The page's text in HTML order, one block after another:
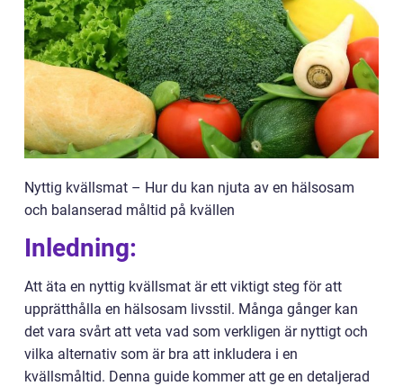
Nyttig kvällsmat – Hur du kan njuta av en hälsosam
och balanserad måltid på kvällen
Inledning:
Att äta en nyttig kvällsmat är ett viktigt steg för att
upprätthålla en hälsosam livsstil. Många gånger kan
det vara svårt att veta vad som verkligen är nyttigt och
vilka alternativ som är bra att inkludera i en
kvällsmåltid. Denna guide kommer att ge en detaljerad